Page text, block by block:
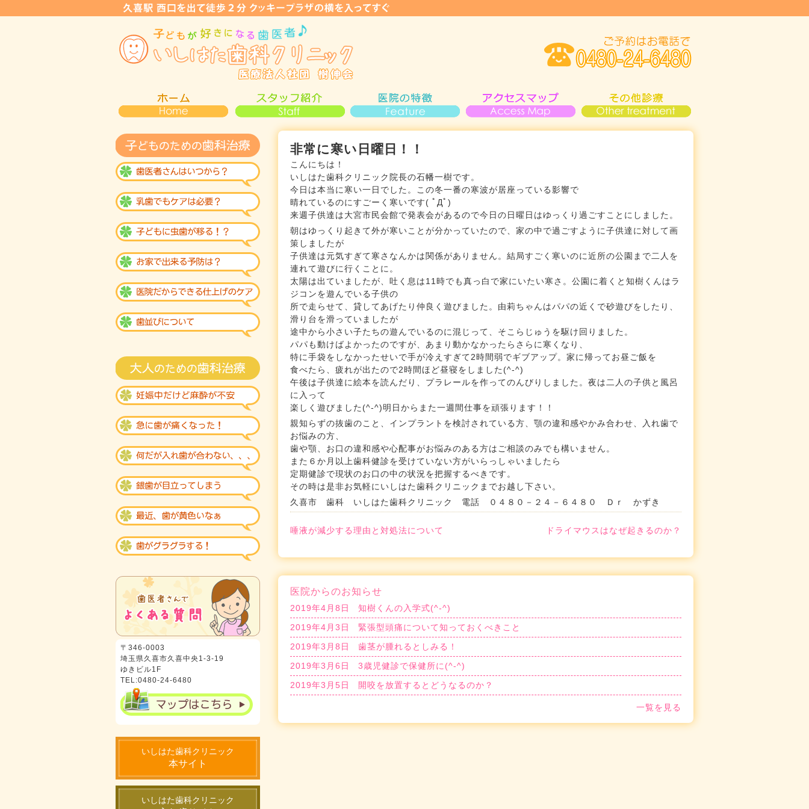
非常に寒い日曜日！！
こんにちは！
いしはた歯科クリニック院長の石幡一樹です。
今日は本当に寒い一日でした。この冬一番の寒波が居座っている影響で
晴れているのにすごーく寒いです( ﾟДﾟ)
来週子供達は大宮市民会館で発表会があるので今日の日曜日はゆっくり過ごすことにしました。
朝はゆっくり起きて外が寒いことが分かっていたので、家の中で過ごすように子供達に対して画
策しましたが
子供達は元気すぎて寒さなんかは関係がありません。結局すごく寒いのに近所の公園まで二人を
連れて遊びに行くことに。
太陽は出ていましたが、吐く息は11時でも真っ白で家にいたい寒さ。公園に着くと知樹くんはラ
ジコンを遊んでいる子供の
所で走らせて、貸してあげたり仲良く遊びました。由莉ちゃんはパパの近くで砂遊びをしたり、
滑り台を滑っていましたが
途中から小さい子たちの遊んでいるのに混じって、そこらじゅうを駆け回りました。
パパも動けばよかったのですが、あまり動かなかったらさらに寒くなり、
特に手袋をしなかったせいで手が冷えすぎて2時間弱でギブアップ。家に帰ってお昼ご飯を
食べたら、疲れが出たので2時間ほど昼寝をしました(^-^)
午後は子供達に絵本を読んだり、プラレールを作ってのんびりしました。夜は二人の子供と風呂
に入って
楽しく遊びました(^-^)明日からまた一週間仕事を頑張ります！！
親知らずの抜歯のこと、インプラントを検討されている方、顎の違和感やかみ合わせ、入れ歯で
お悩みの方、
歯や顎、お口の違和感や心配事がお悩みのある方はご相談のみでも構いません。
また６か月以上歯科健診を受けていない方がいらっしゃいましたら
定期健診で現状のお口の中の状況を把握するべきです。
その時は是非お気軽にいしはた歯科クリニックまでお越し下さい。
久喜市 歯科 いしはた歯科クリニック 電話 ０４８０－２４－６４８０ Ｄｒ かずき
唾液が減少する理由と対処法について ドライマウスはなぜ起きるのか？
医院からのお知らせ
2019年4月8日
知樹くんの入学式(^-^)
2019年4月3日
緊張型頭痛について知っておくべきこと
2019年3月8日
歯茎が腫れるとしみる！
2019年3月6日
3歳児健診で保健所に(^-^)
2019年3月5日
開咬を放置するとどうなるのか？
一覧を見る
〒346-0003
埼玉県久喜市久喜中央1-3-19
ゆきビル1F
TEL:0480-24-6480
いしはた歯科クリニック
本サイト
いしはた歯科クリニック